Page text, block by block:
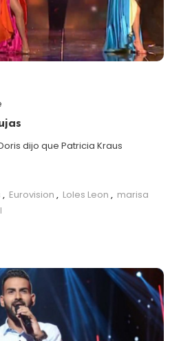
dijo que Patricia Kraus
, Eurovision , Loles Leon , marisa